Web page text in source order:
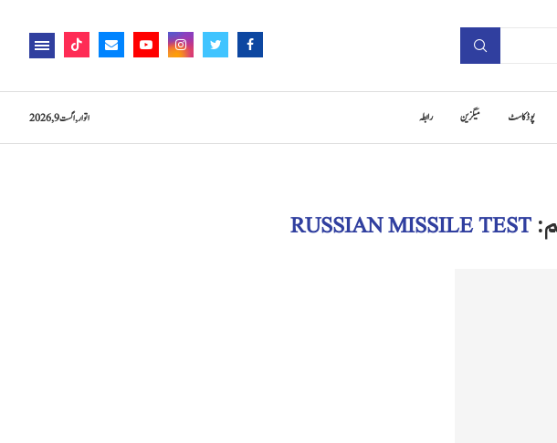
پوڈ کاسٹ میگزین رابطہ اتوار, اگست 9, 2026
RUSSIAN MISSILE TEST